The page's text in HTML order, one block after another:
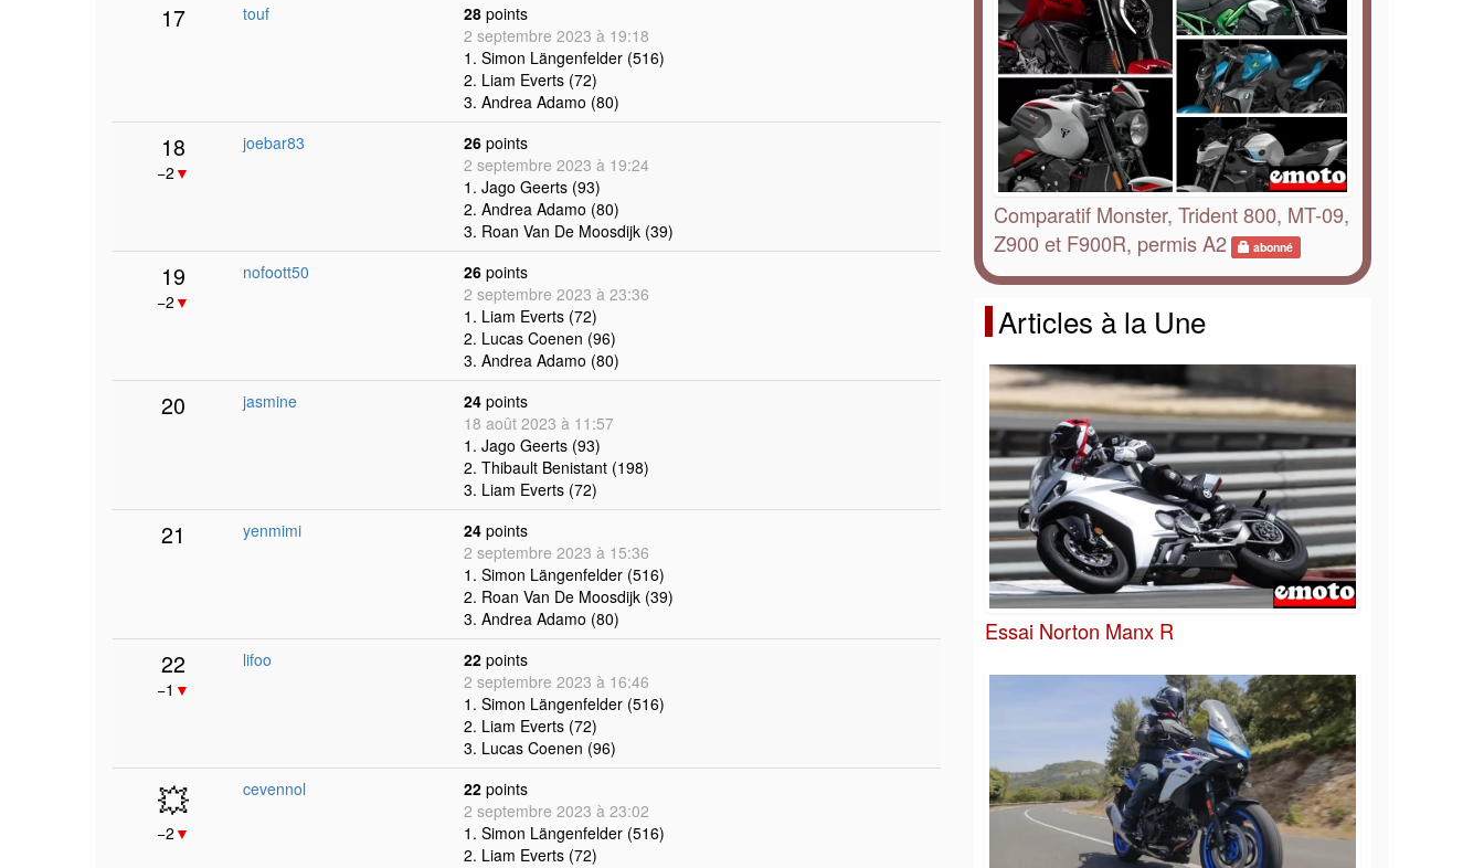
17 touf 28 points
2 septembre 2023 à 19:18
1. Simon Längenfelder (516)
2. Liam Everts (72)
3. Andrea Adamo (80)
18
−2 ▼
joebar83 26 points
2 septembre 2023 à 19:24
1. Jago Geerts (93)
2. Andrea Adamo (80)
3. Roan Van De Moosdijk (39)
19
−2 ▼
nofoott50 26 points
2 septembre 2023 à 23:36
1. Liam Everts (72)
2. Lucas Coenen (96)
3. Andrea Adamo (80)
20 jasmine 24 points
18 août 2023 à 11:57
1. Jago Geerts (93)
2. Thibault Benistant (198)
3. Liam Everts (72)
21 yenmimi 24 points
2 septembre 2023 à 15:36
1. Simon Längenfelder (516)
2. Roan Van De Moosdijk (39)
3. Andrea Adamo (80)
22
−1 ▼
lifoo 22 points
2 septembre 2023 à 16:46
1. Simon Längenfelder (516)
2. Liam Everts (72)
3. Lucas Coenen (96)
💥
−2 ▼
cevennol 22 points
2 septembre 2023 à 23:02
1. Simon Längenfelder (516)
2. Liam Everts (72)
Comparatif Monster, Trident 800, MT-09,
Z900 et F900R, permis A2
abonné
Articles à la Une
Essai Norton Manx R